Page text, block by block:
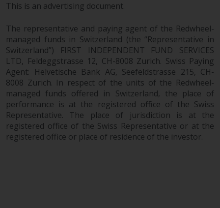
This is an advertising document.
The representative and paying agent of the Redwheel-
managed funds in Switzerland (the “Representative in
Switzerland”) FIRST INDEPENDENT FUND SERVICES
LTD, Feldeggstrasse 12, CH-8008 Zurich. Swiss Paying
Agent: Helvetische Bank AG, Seefeldstrasse 215, CH-
8008 Zurich. In respect of the units of the Redwheel-
managed funds offered in Switzerland, the place of
performance is at the registered office of the Swiss
Representative. The place of jurisdiction is at the
registered office of the Swiss Representative or at the
registered office or place of residence of the investor.